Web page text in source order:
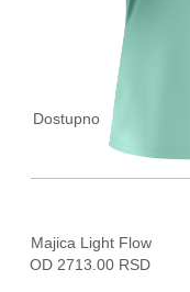
Dostupno
Majica Light Flow
OD 2713.00 RSD